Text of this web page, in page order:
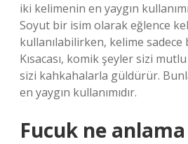
iki kelimenin en yaygın
Soyut bir isim olarak eğlence
kullanılabilirken, kelime
Kısacası, komik şeyler sizi
sizi kahkahalarla güldürür.
en yaygın kullanımıdır.
Fucuk ne